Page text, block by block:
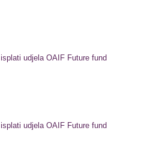
udjela OAIF Future fund
udjela OAIF Future fund